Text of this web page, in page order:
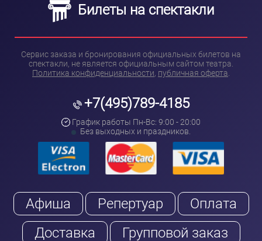
Билеты на спектакли
Сервис заказа и бронирования официальных билетов на
спектакли, не является официальным сайтом театра.
Политика конфиденциальности, публичная оферта
+7(495)789-4185
График работы Пн-Вс: 9:00 - 20:00
Без выходных и праздников.
Афиша Репертуар
Оплата
Доставка
Групповой заказ